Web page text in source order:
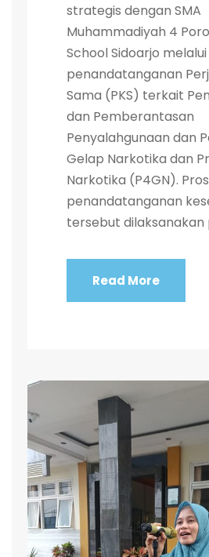
strategis dengan SMA
Muhammadiyah 4
School Sidoarjo melalui
penandatanganan
Sama (PKS) terkait
dan Pemberantasan
Penyalahgunaan dan
Gelap Narkotika dan
Narkotika (P4GN).
penandatanganan
tersebut dilaksanakan
Read More